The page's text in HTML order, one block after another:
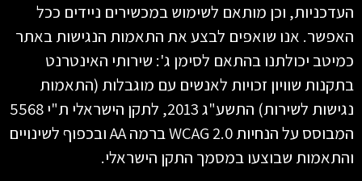
העדכניות, וכן מותאם לשימוש במכשירים ניידים ככל
האפשר. אנו שואפים לבצע את התאמות הנגישות באתר
כמיטב יכולתנו בהתאם לסימן ג': שירותי האינטרנט
בתקנות שוויון זכויות לאנשים עם מוגבלות (התאמות
נגישות לשירות) התשע"ג 2013, לתקן הישראלי ת"י 5568
המבוסס על הנחיות WCAG 2.0 ברמה AA ובכפוף לשינויים
והתאמות שבוצעו במסמך התקן הישראלי.